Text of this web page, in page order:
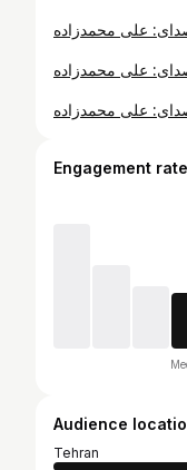
Engagement
Audience
Tehran